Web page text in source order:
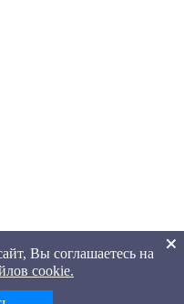
Вы соглашаетесь на
cookie.